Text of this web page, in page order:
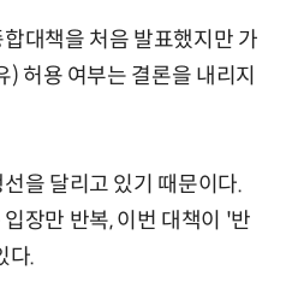
대책을 처음 발표했지만 가
허용 여부는 결론을 내리지
을 달리고 있기 때문이다.
장만 반복, 이번 대책이 '반
다.